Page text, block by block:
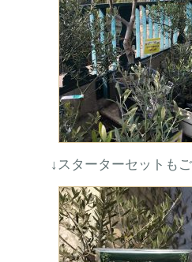
↓スターターセットも